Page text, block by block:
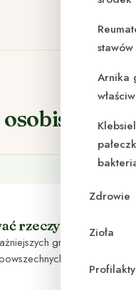
Arnika
Zdrowie
Zioła
rzeczy
grzechów,
W